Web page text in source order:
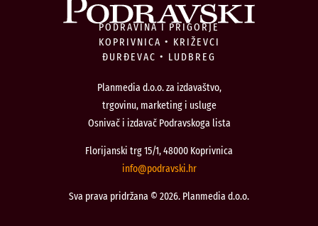
PODRAVINA I PRIGORJE
KOPRIVNICA • KRIŽEVCI
ĐURĐEVAC • LUDBREG
Planmedia d.o.o. za izdavaštvo,
trgovinu, marketing i usluge
Osnivač i izdavač Podravskoga lista
Florijanski trg 15/1, 48000 Koprivnica
rh.iksvardop
@ofni
Sva prava pridržana © 2026. Planmedia d.o.o.